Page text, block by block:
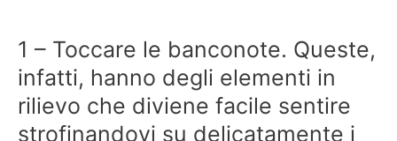
1 – Toccare le banconote. Queste,
infatti, hanno degli elementi in
rilievo che diviene facile sentire
strofinandovi su delicatamente i